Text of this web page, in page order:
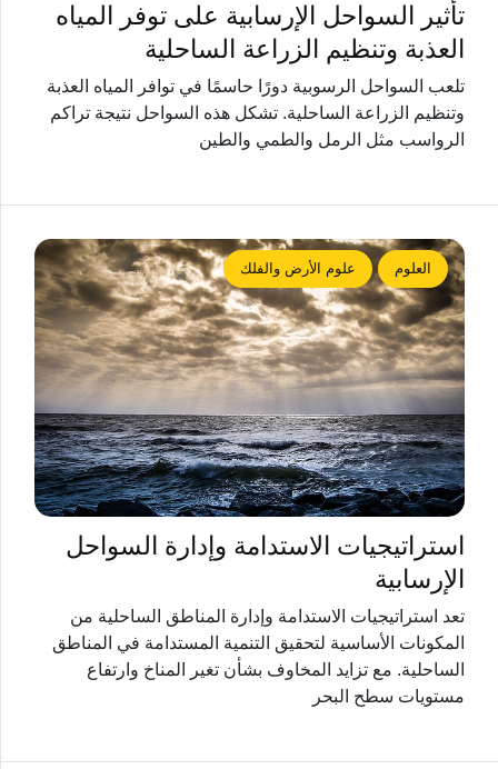
تأثير السواحل الإرسابية على توفر المياه
العذبة وتنظيم الزراعة الساحلية
تلعب السواحل الرسوبية دورًا حاسمًا في توافر المياه العذبة
وتنظيم الزراعة الساحلية. تشكل هذه السواحل نتيجة تراكم
الرواسب مثل الرمل والطمي والطين
العلوم علوم الأرض والفلك
استراتيجيات الاستدامة وإدارة السواحل
الإرسابية
تعد استراتيجيات الاستدامة وإدارة المناطق الساحلية من
المكونات الأساسية لتحقيق التنمية المستدامة في المناطق
الساحلية. مع تزايد المخاوف بشأن تغير المناخ وارتفاع
مستويات سطح البحر